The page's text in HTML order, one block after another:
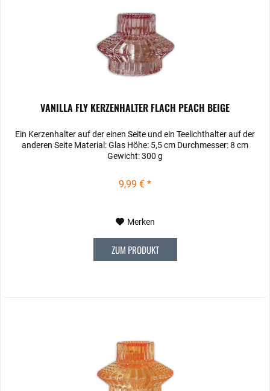
VANILLA FLY KERZENHALTER FLACH PEACH BEIGE
Ein Kerzenhalter auf der einen Seite und ein Teelichthalter auf der
anderen Seite Material: Glas Höhe: 5,5 cm Durchmesser: 8 cm
Gewicht: 300 g
9,99 € *
Merken
ZUM PRODUKT